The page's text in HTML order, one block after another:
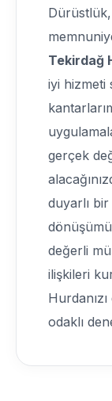
Tekirdağ
iyi hizmeti
gerçek
duyarlı bir
değerli
ilişkileri
odaklı